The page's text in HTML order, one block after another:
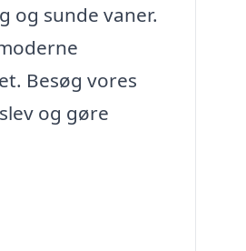
og sunde vaner.
Besøg vores
og gøre